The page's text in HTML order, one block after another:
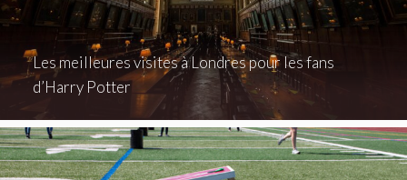
Les meilleures visites à Londres pour les fans
d’Harry Potter